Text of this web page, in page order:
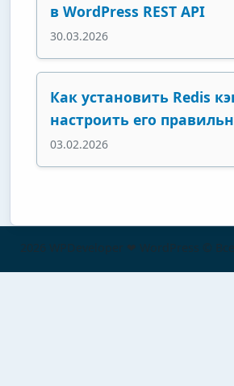
в WordPress REST API
30.03.2026
Как установить Redis
настроить его
03.02.2026
2026 WPDeveloper ❤ WordPress ©